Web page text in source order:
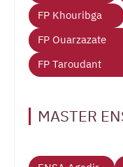
FP Khouribga
FP Ouarzazate
FP Taroudant
MASTER